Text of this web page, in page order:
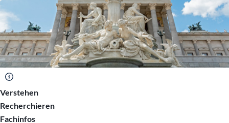
Verstehen
Recherchieren
Fachinfos